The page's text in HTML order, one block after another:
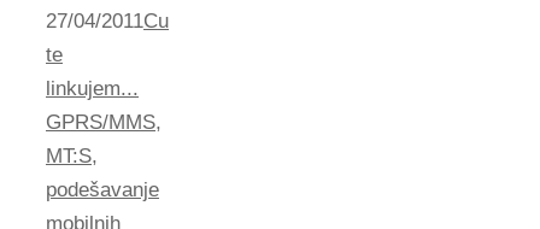
27/04/2011Cu
te
linkujem...
GPRS/MMS,
MT:S,
podešavanje
mobilnih